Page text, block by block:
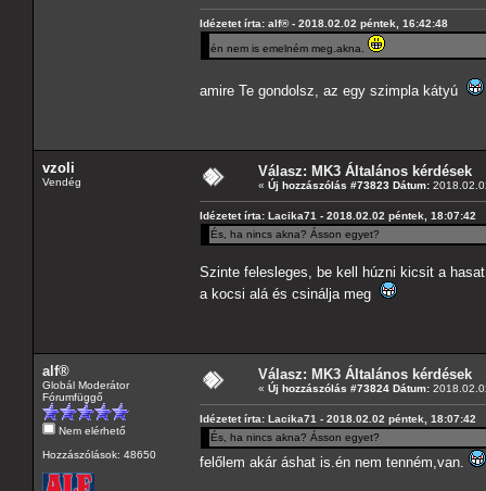
Idézetet írta: alf® - 2018.02.02 péntek, 16:42:48
én nem is emelném meg.akna.
amire Te gondolsz, az egy szimpla kátyú
vzoli
Vendég
Válasz: MK3 Általános kérdések
« Új hozzászólás #73823 Dátum:
Idézetet írta: Lacika71 - 2018.02.02 péntek, 18:07:42
És, ha nincs akna? Ásson egyet?
Szinte felesleges, be kell húzni kicsit a
a kocsi alá és csinálja meg
alf®
Globál Moderátor
Fórumfüggő
Nem elérhető
Hozzászólások: 48650
Válasz: MK3 Általános kérdések
« Új hozzászólás #73824 Dátum:
Idézetet írta: Lacika71 - 2018.02.02 péntek, 18:07:42
És, ha nincs akna? Ásson egyet?
felőlem akár áshat is.én nem tenném,van.